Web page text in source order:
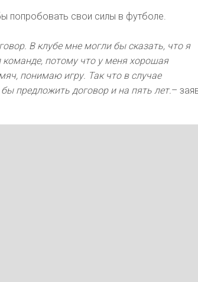
попробовать свои силы в футболе.
В клубе мне могли бы сказать, что я
потому что у меня хорошая
понимаю игру. Так что в случае
предложить договор и на пять лет.–